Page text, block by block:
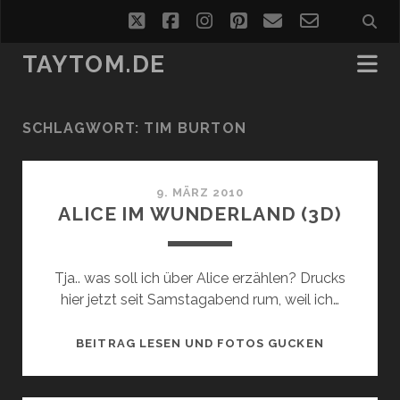
twitterfacebookinstagram
pinterest
emailemail-
form
TAYTOM.DE
SCHLAGWORT: TIM BURTON
9. MÄRZ 2010
ALICE IM WUNDERLAND (3D)
Tja.. was soll ich über Alice erzählen? Drucks
hier jetzt seit Samstagabend rum, weil ich…
BEITRAG LESEN UND FOTOS GUCKEN